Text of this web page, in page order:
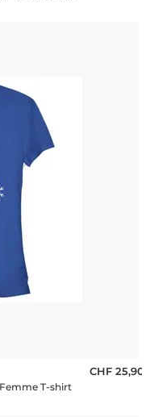
T-shirt
CHF 25,90